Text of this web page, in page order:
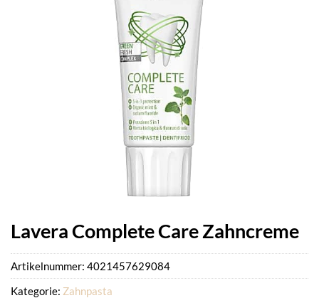
Lavera Complete Care Zahncreme
Artikelnummer: 4021457629084
Kategorie: Zahnpasta